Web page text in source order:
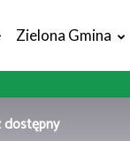
Zielona Gmina
dostępny